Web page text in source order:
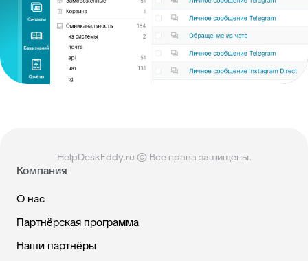
HelpDeskEddy.ru © Все права защищены.
Компания
О нас
Партнёрская программа
Наши партнёры